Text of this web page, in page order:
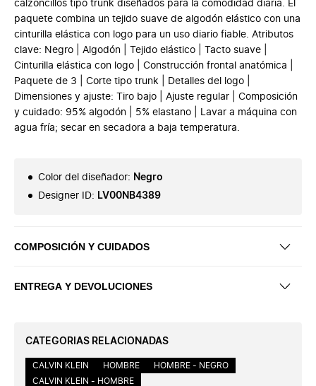
calzoncillos tipo trunk diseñados para la comodidad diaria. El
paquete combina un tejido suave de algodón elástico con una
cinturilla elástica con logo para un uso diario fiable. Atributos
clave: Negro | Algodón | Tejido elástico | Tacto suave |
Cinturilla elástica con logo | Construcción frontal anatómica |
Paquete de 3 | Corte tipo trunk | Detalles del logo |
Dimensiones y ajuste: Tiro bajo | Ajuste regular | Composición
y cuidado: 95% algodón | 5% elastano | Lavar a máquina con
agua fría; secar en secadora a baja temperatura.
Color del diseñador: Negro
Designer ID: LV00NB4389
COMPOSICIÓN Y CUIDADOS
ENTREGA Y DEVOLUCIONES
CATEGORIAS RELACIONADAS
CALVIN KLEIN HOMBRE
HOMBRE - NEGRO
CALVIN KLEIN - HOMBRE